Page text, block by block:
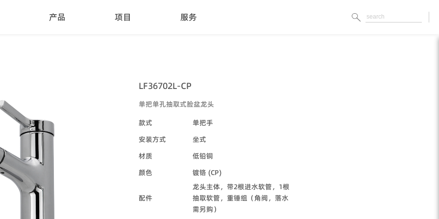
产品 项目 服务
LF36702L-CP
单把单孔抽取式脸盆龙头
款式
单把手
安装方式
坐式
材质
低铅铜
颜色
镀铬 (CP)
配件
龙头主体，带2根进水软管，1根
抽取软管，重锤组（角阀，落水
需另购）